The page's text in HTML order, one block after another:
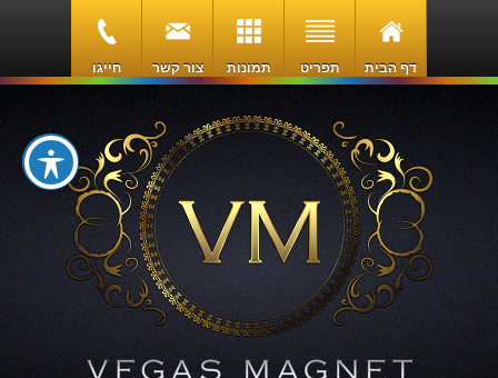
דף הבית תפריט תמונות צור קשר חייגו